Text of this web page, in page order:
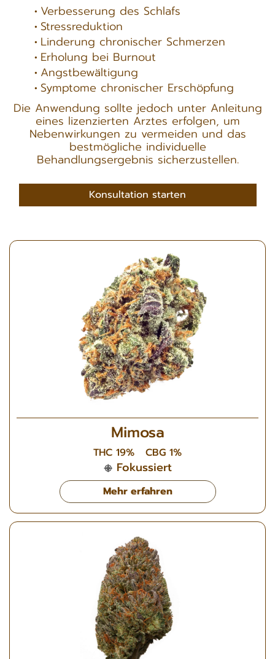
Verbesserung des Schlafs
Stressreduktion
Linderung chronischer Schmerzen
Erholung bei Burnout
Angstbewältigung
Symptome chronischer Erschöpfung
Die Anwendung sollte jedoch unter Anleitung
eines lizenzierten Arztes erfolgen, um
Nebenwirkungen zu vermeiden und das
bestmögliche individuelle
Behandlungsergebnis sicherzustellen.
Konsultation starten
Mimosa
THC 19% CBG 1%
Fokussiert
Mehr erfahren